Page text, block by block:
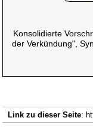
Konsolidierte
der Verkündung",
Link zu dieser Seite: